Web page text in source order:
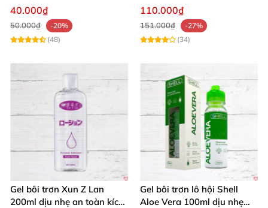
chất lượng
40.000₫
50.000₫
-20%
(48)
Thăng hoa tối ưu
110.000₫
151.000₫
-27%
(34)
Gel bôi trơn Xun Z Lan
200ml dịu nhẹ an toàn kích
Gel bôi trơn lô hội Shell
Aloe Vera 100ml dịu nhẹ